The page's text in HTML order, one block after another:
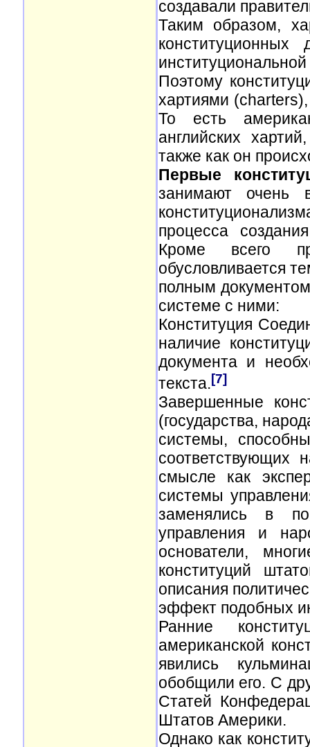
создавали
Таким образом,
Поэтому
хартиями
То есть
английских
также как он
Первые
занимают очень
процесса
Кроме всего
обусловливается
полным документом
системе с ними:
Конституция
наличие
документа и
текста.[7]
Завершенные
(государства,
системы,
соответствующих
смысле как
системы
заменялись в
управления и
основатели,
конституций
описания
эффект подобных
Ранние
американской
явились
обобщили его. С
Статей
Штатов Америки.
Однако как